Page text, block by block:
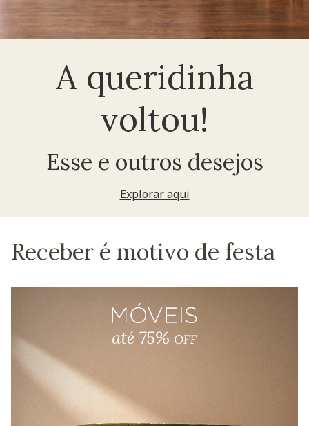
A queridinha
voltou!
Esse e outros desejos
Explorar aqui
Receber é motivo de festa